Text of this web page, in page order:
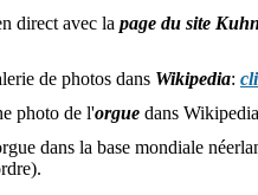
direct avec la page du site
de photos dans Wikipedia:
photo de l'orgue dans
dans la base mondiale